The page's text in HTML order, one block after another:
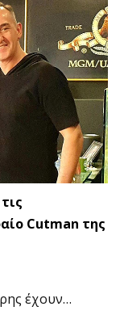
Cutman της
έχουν…